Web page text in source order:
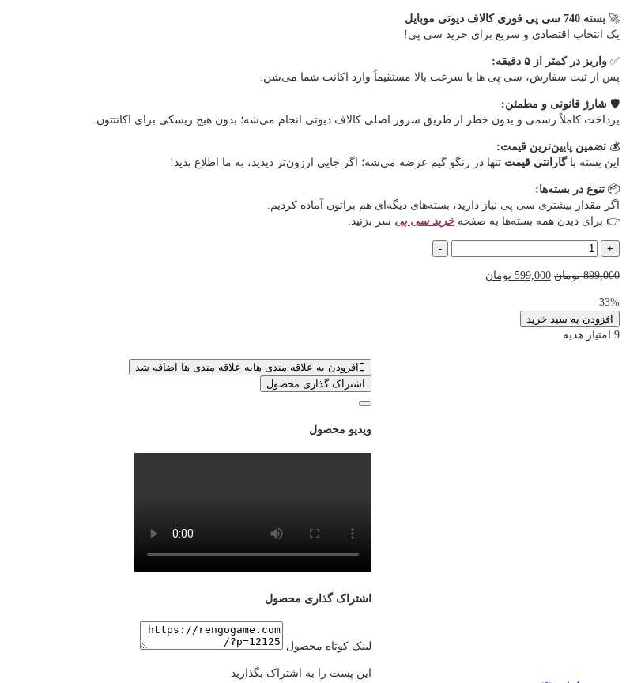
🚀 بسته 740 سی پی فوری کالاف دیوتی موبایل
یک انتخاب اقتصادی و سریع برای خرید سی پی!
✅ واریز در کمتر از ۵ دقیقه:
پس از ثبت سفارش، سی پی ها با سرعت بالا مستقیماً وارد اکانت شما می‌شن.
🛡️ شارژ قانونی و مطمئن:
پرداخت کاملاً رسمی و بدون خطر از طریق سرور اصلی کالاف دیوتی انجام می‌شه؛ بدون هیچ ریسکی برای اکانتتون.
💰 تضمین پایین‌ترین قیمت:
این بسته باگارانتی قیمت تنها در رنگو گیم عرضه می‌شه؛ اگر جایی ارزون‌تر دیدید، به ما اطلاع بدید!
📦 تنوع در بسته‌ها:
اگر مقدار بیشتری سی پی نیاز دارید، بسته‌های دیگه‌ای هم براتون آماده کردیم.
👉 برای دیدن همه بسته‌ها به صفحهخرید سی پی سر بزنید.
+
740
قانونی
کالاف
دیوتی
عدد
-
899,000 تومان قیمت
بود.
599,000 تومان
33%
افزودن به سبد خرید
9 امتیاز هدیه
افزودن به علاقه مندی هابه علاقه مندی ها اضافه شد
اشتراک گذاری محصول
ویدیو محصول
اشتراک گذاری محصول
لینک کوتاه محصول
این پست را به اشتراک بگذارید